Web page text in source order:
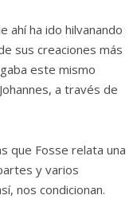
ahí ha ido hilvanando
sus creaciones más
este mismo
a través de
que Fosse relata una
y varios
nos condicionan.